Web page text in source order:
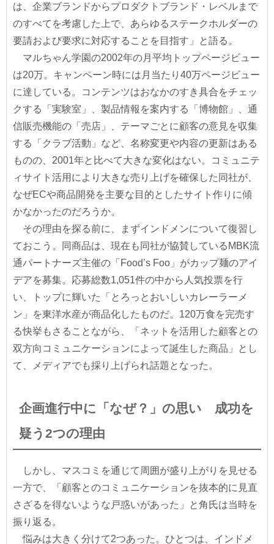
は、企業ブランドからプロダクトブランド・レベルまで
のすべてを考慮した上で、あらゆるステークホルダーの
要請および要求に対応することを目指す」と語る。
マルちゃん学園の2002年の月平均トップページビュー
は20万。キャンペーン時には月当たり40万ページビュー
に達している。コンテンツはおなかのすき具合をチェッ
クする「実験室」、製品情報を案内する「博物館」、通
信販売機能の「売店」、テーマごとに顧客の意見を収集
する「クラブ活動」など、名称変更や内容の更新はある
ものの、2001年と比べて大きな変化はない。コミュニテ
ィサイト活用により大きな売り上げを確保した同社が、
なぜECや商品開発を主要な目的としたサイト作りに傾
かなかったのだろうか。
その理由を探る前に、まずインドメンについて復習し
ておこう。同商品は、現在も同社が協賛しているMBK流
通パートナーズ主催の「Food’s Foo」がカップ麺のアイ
デアを募集。応募総数1,051件の中から人気投票を行
い、トップに輝いた「とろっとおいしいカレーラーメ
ン」を東洋水産が商品化したものだ。120万食を完売す
る快挙もさることながら、「ネットを活用した顧客との
双方向コミュニケーションによって誕生した商品」とし
て、メディアでも採り上げられ話題となった。
企画進行中に「なぜ？」の思い 成功を
疑う2つの理由
しかし、マスコミを通じて周囲が盛り上がりを見せる
一方で、「顧客とのコミュニケーションを抜本的に見直
さざるを得ないような戸惑いがあった」と角氏は当時を
振り返る。
悩みは大きく分けて2つあった。ひとつは、インドメ